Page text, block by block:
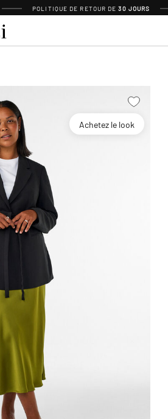
POLITIQUE DE RETOUR DE30 JOURS
Achetez le look